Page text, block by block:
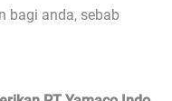
bagi anda, sebab